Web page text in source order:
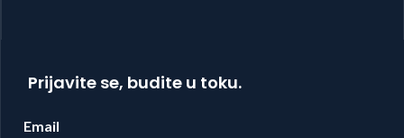
Prijavite se, budite u toku.
Email